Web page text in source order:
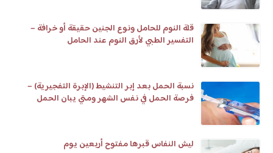
قلة النوم للحامل ونوع الجنين حقيقة أو خرافة –
التفسير الطبي لأرق النوم عند الحامل
نسبة الحمل بعد إبر التنشيط (الإبرة التفجيرية) –
فرصة الحمل في نفس الشهر ومتي يبان الحمل
ليش النفاس قبرها مفتوح أربعين يوم